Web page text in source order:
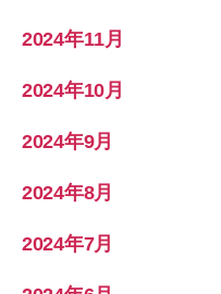
2024年11月
2024年10月
2024年9月
2024年8月
2024年7月